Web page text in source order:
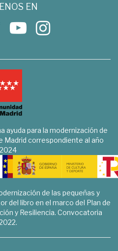
EN
ayuda para la modernización de
Madrid correspondiente al año
2024
de las pequeñas y
del libro en el marco del Plan de
y Resiliencia. Convocatoria